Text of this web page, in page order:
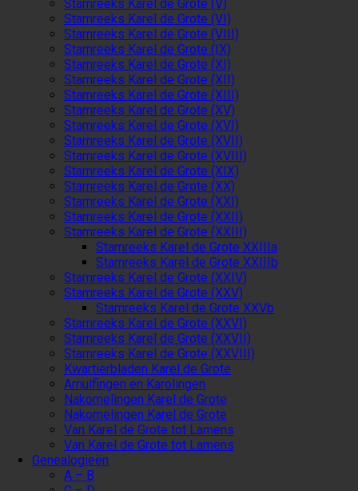
Stamreeks Karel de Grote (V)
Stamreeks Karel de Grote (VI)
Stamreeks Karel de Grote (VIII)
Stamreeks Karel de Grote (IX)
Stamreeks Karel de Grote (XI)
Stamreeks Karel de Grote (XII)
Stamreeks Karel de Grote (XIII)
Stamreeks Karel de Grote (XV)
Stamreeks Karel de Grote (XVI)
Stamreeks Karel de Grote (XVII)
Stamreeks Karel de Grote (XVIII)
Stamreeks Karel de Grote (XIX)
Stamreeks Karel de Grote (XX)
Stamreeks Karel de Grote (XXI)
Stamreeks Karel de Grote (XXII)
Stamreeks Karel de Grote (XXIII)
Stamreeks Karel de Grote XXIIIa
Stamreeks Karel de Grote XXIIIb
Stamreeks Karel de Grote (XXIV)
Stamreeks Karel de Grote (XXV)
Stamreeks Karel de Grote XXVb
Stamreeks Karel de Grote (XXVI)
Stamreeks Karel de Grote (XXVII)
Stamreeks Karel de Grote (XXVIII)
Kwartierbladen Karel de Grote
Arnulfingen en Karolingen
Nakomelingen Karel de Grote
Nakomelingen Karel de Grote
Van Karel de Grote tot Lamens
Van Karel de Grote tot Lamens
Genealogieën
A – B